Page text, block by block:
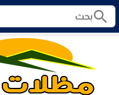
search